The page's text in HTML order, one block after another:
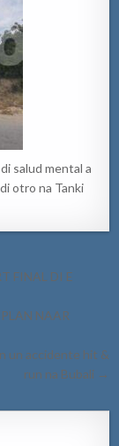
salud mental a
otro na Tanki
FINAL DI E
NAAR
un accidente hit &
run na Bubali →